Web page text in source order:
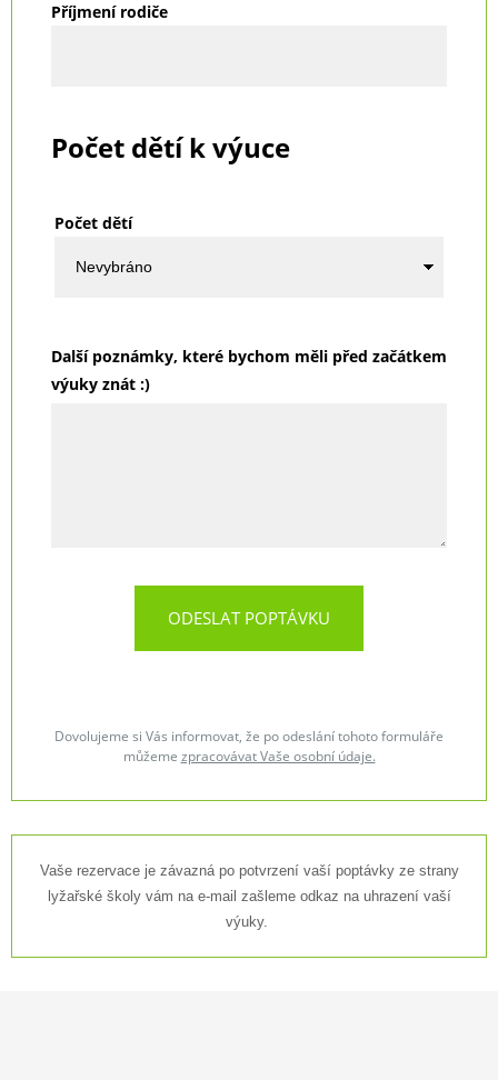
Příjmení rodiče
Počet dětí k výuce
Počet dětí
Další poznámky, které bychom měli před začátkem
výuky znát :)
ODESLAT POPTÁVKU
Dovolujeme si Vás informovat, že po odeslání tohoto formuláře
můžeme zpracovávat Vaše osobní údaje.
Vaše rezervace je závazná po potvrzení vaší poptávky ze strany
lyžařské školy vám na e-mail zašleme odkaz na uhrazení vaší
výuky.